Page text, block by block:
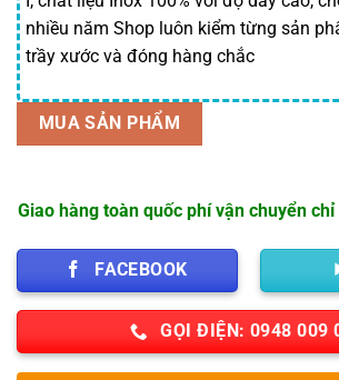
nhiều năm Shop luôn kiểm từng sản
trầy xước và đóng hàng chắc
MUA SẢN PHẨM
Giao hàng toàn quốc phí vận chuyển
FACEBOOK
GỌI ĐIỆN: 0948 009